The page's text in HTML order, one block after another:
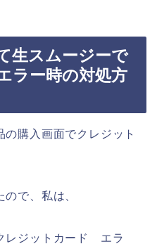
生スムージーで
ラー時の対処方
の購入画面でクレジット
で、私は、
レジットカード エラ